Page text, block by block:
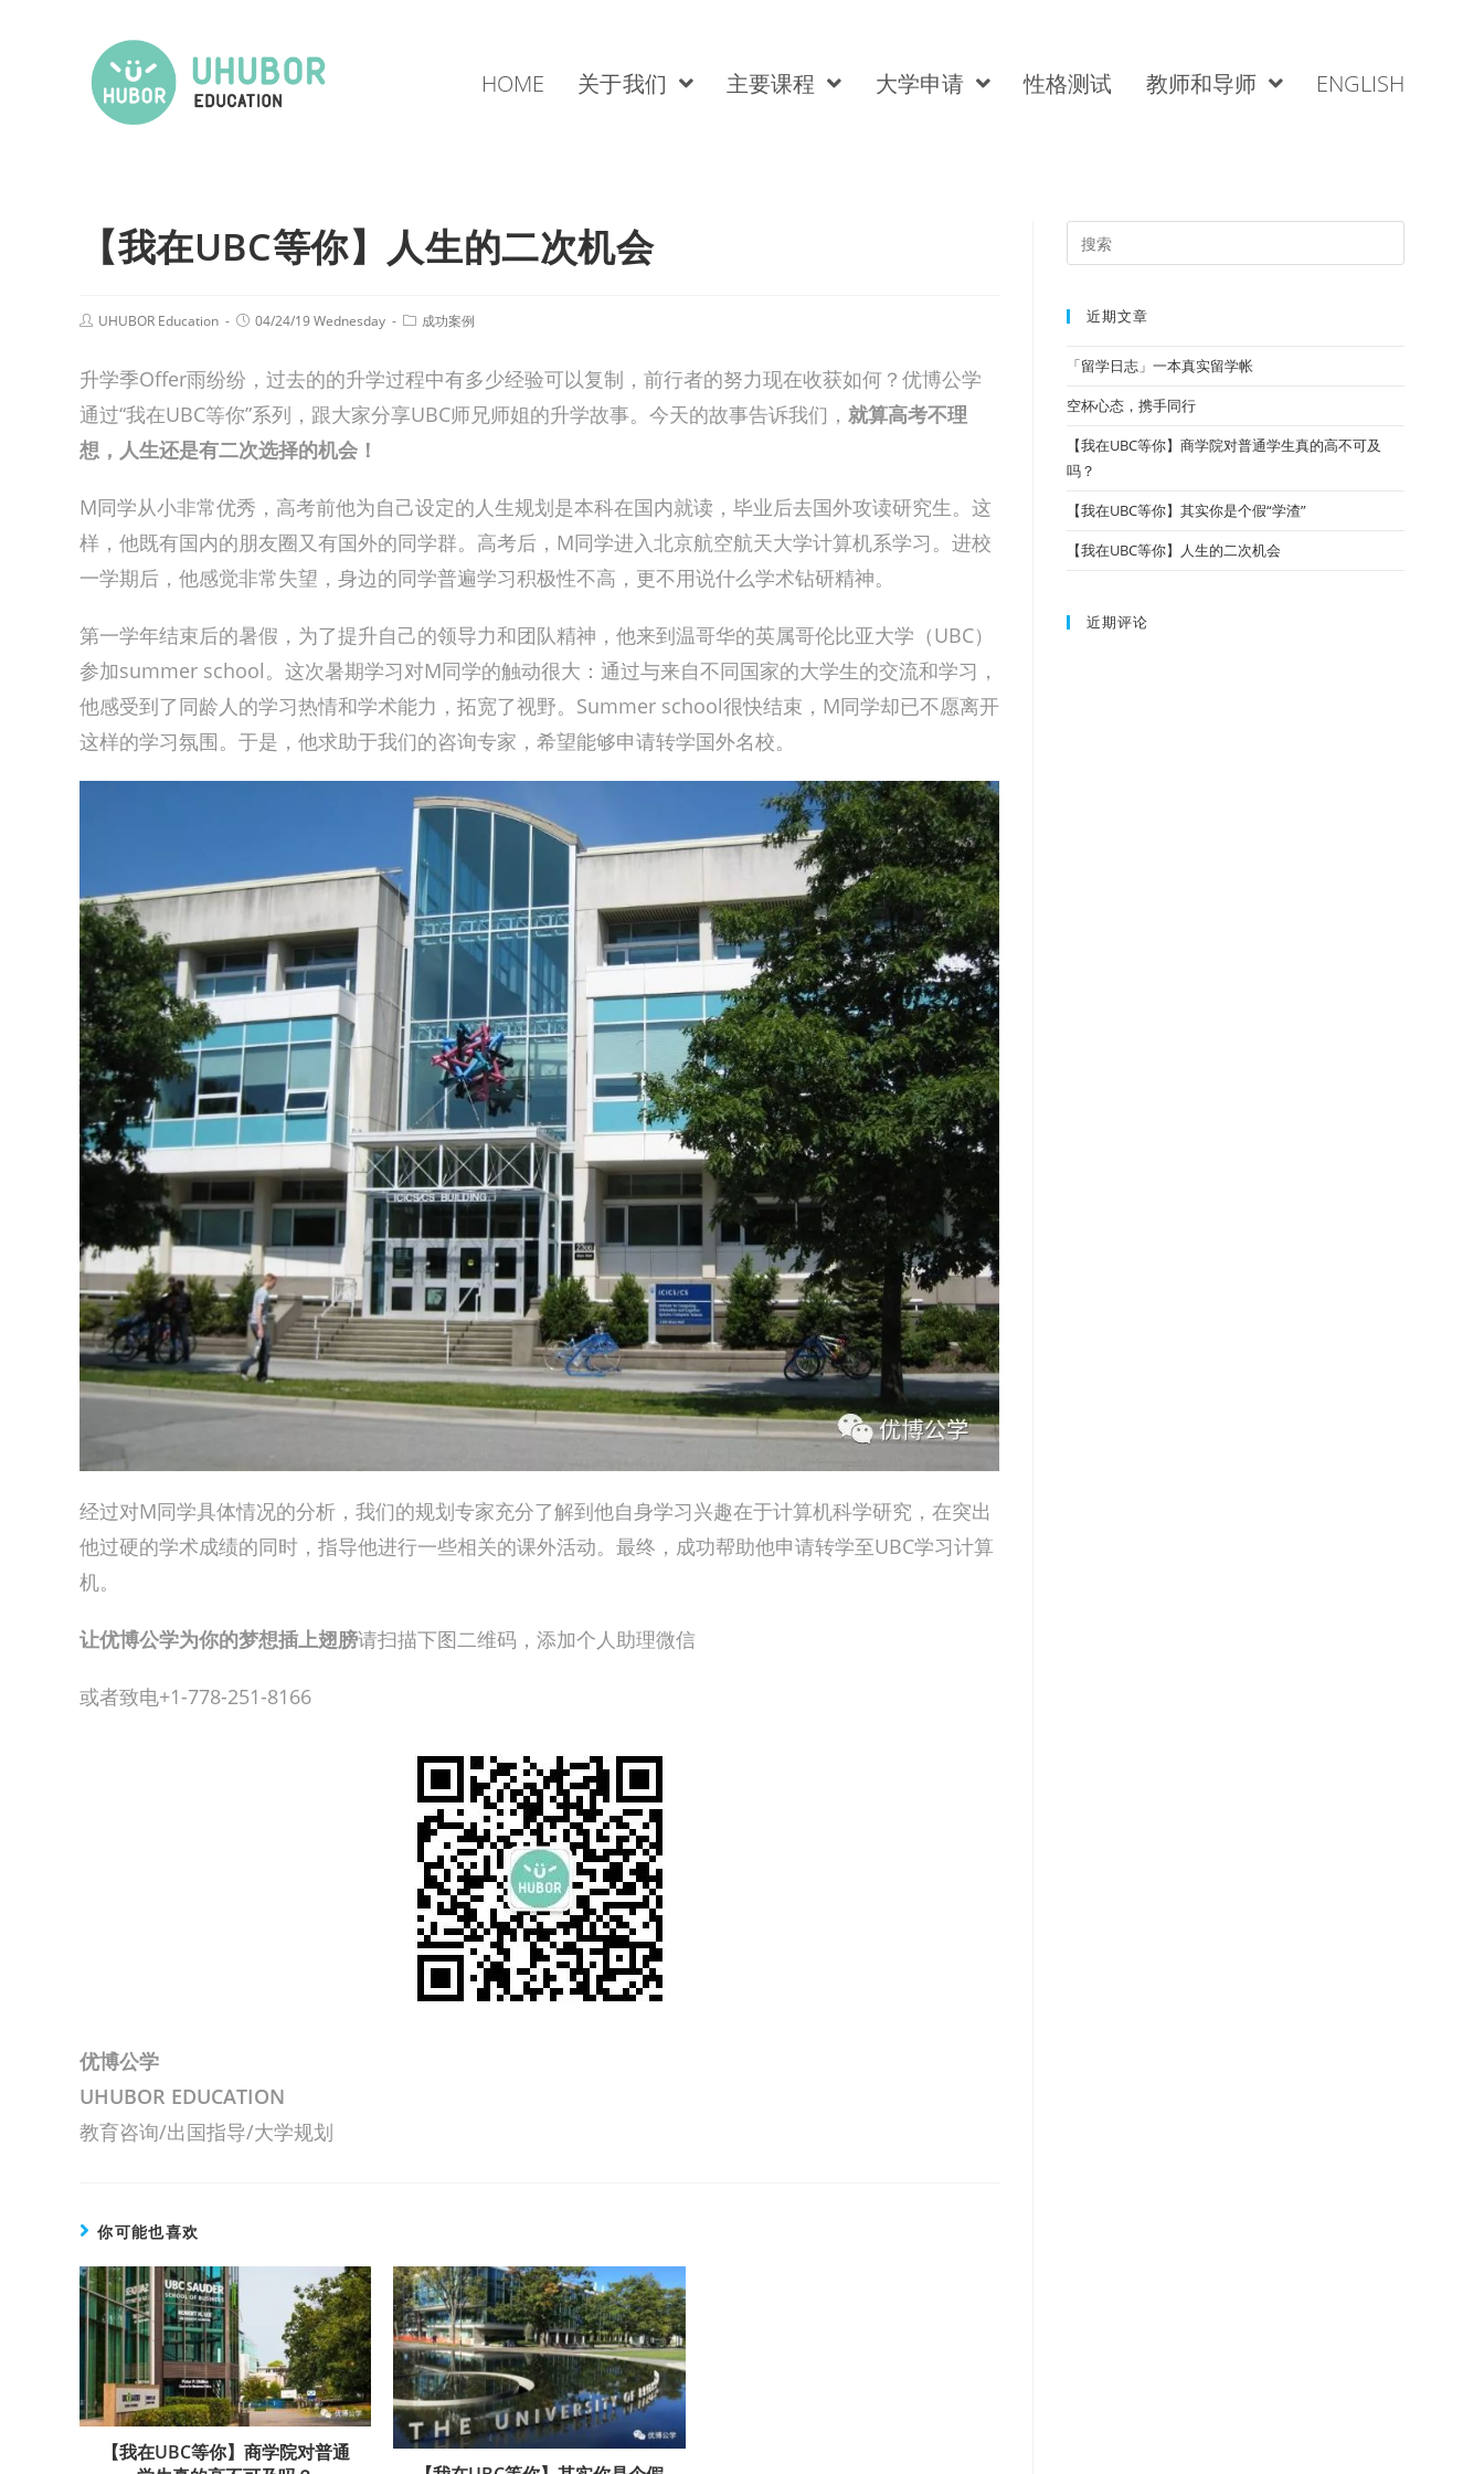
HOME 关于我们 主要课程 大学申请 性格测试 教师和导师 ENGLISH
【我在UBC等你】人生的二次机会
UHUBOR Education 04/24/19 Wednesday 成功案例
升学季Offer雨纷纷，过去的的升学过程中有多少经验可以复制，前行者的努力现在收获如何？优博公学
通过“我在UBC等你”系列，跟大家分享UBC师兄师姐的升学故事。今天的故事告诉我们， 就算高考不理
想，人生还是有二次选择的机会！
M同学从小非常优秀，高考前他为自己设定的人生规划是本科在国内就读，毕业后去国外攻读研究生。这
样，他既有国内的朋友圈又有国外的同学群。高考后，M同学进入北京航空航天大学计算机系学习。进校
一学期后，他感觉非常失望，身边的同学普遍学习积极性不高，更不用说什么学术钻研精神。
第一学年结束后的暑假，为了提升自己的领导力和团队精神，他来到温哥华的英属哥伦比亚大学（UBC）
参加summer school。这次暑期学习对M同学的触动很大：通过与来自不同国家的大学生的交流和学习，
他感受到了同龄人的学习热情和学术能力，拓宽了视野。Summer school很快结束，M同学却已不愿离开
这样的学习氛围。于是，他求助于我们的咨询专家，希望能够申请转学国外名校。
经过对M同学具体情况的分析，我们的规划专家充分了解到他自身学习兴趣在于计算机科学研究，在突出
他过硬的学术成绩的同时，指导他进行一些相关的课外活动。最终，成功帮助他申请转学至UBC学习计算
机。
让优博公学为你的梦想插上翅膀请扫描下图二维码，添加个人助理微信
或者致电+1-778-251-8166
优博公学
UHUBOR EDUCATION
教育咨询/出国指导/大学规划
你可能也喜欢
【我在UBC等你】商学院对普通
近期文章
「留学日志」一本真实留学帐
空杯心态，携手同行
【我在UBC等你】商学院对普通学生真的高不可及
吗？
【我在UBC等你】其实你是个假“学渣”
【我在UBC等你】人生的二次机会
近期评论